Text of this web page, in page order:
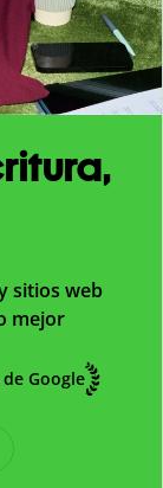
sitios web
mejor
Google